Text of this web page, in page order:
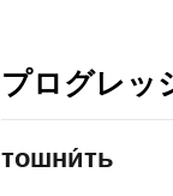
プログレッ
тошни́ть